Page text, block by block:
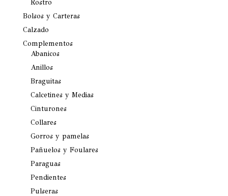
Rostro
Bolsos y Carteras
Calzado
Complementos
Abanicos
Anillos
Braguitas
Calcetines y Medias
Cinturones
Collares
Gorros y pamelas
Pañuelos y Foulares
Paraguas
Pendientes
Pulseras